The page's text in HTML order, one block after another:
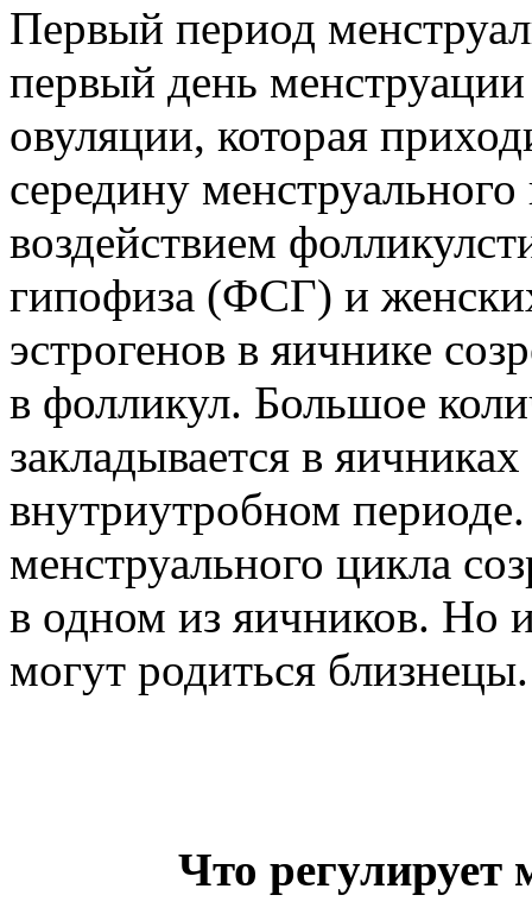
Первый период
первый день менструации
овуляции, которая
середину
воздействием
гипофиза (ФСГ) и
эстрогенов в яичнике
в фолликул. Большое
закладывается в
внутриутробном
менструального цикла
в одном из яичников. Но
могут родиться близнецы.
Что регулирует